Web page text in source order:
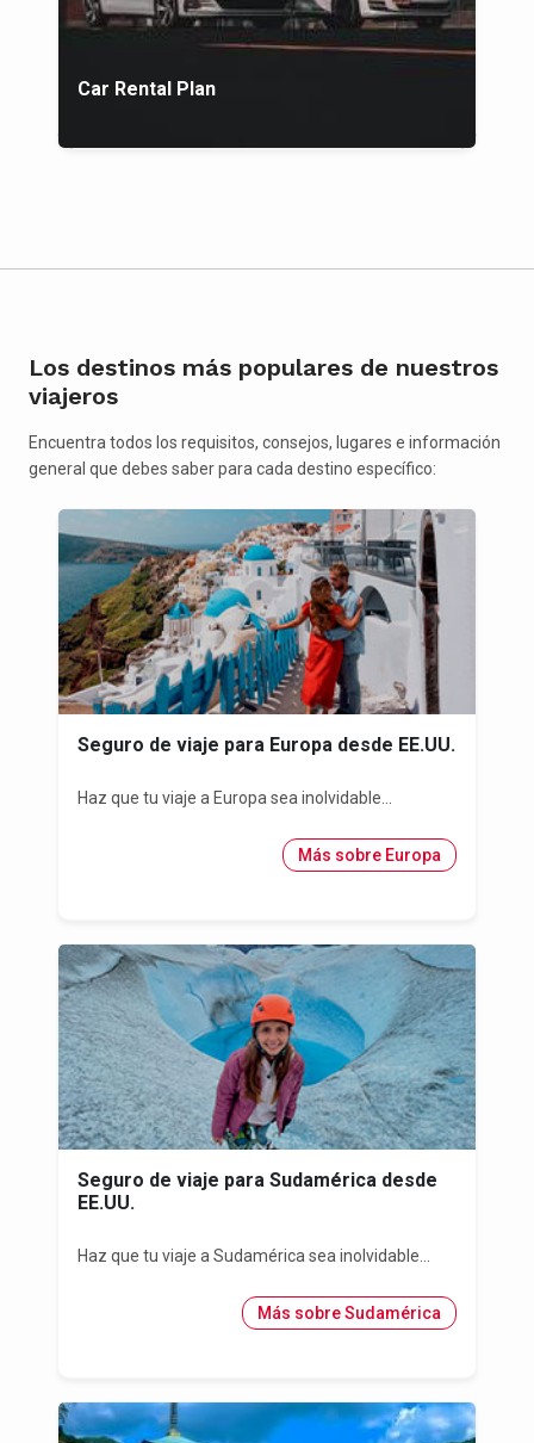
Car Rental Plan
Los destinos más populares de nuestros
viajeros
Encuentra todos los requisitos, consejos, lugares e información
general que debes saber para cada destino específico:
Seguro de viaje para Europa desde EE.UU.
Haz que tu viaje a Europa sea inolvidable...
Más sobre Europa
Seguro de viaje para Sudamérica desde
EE.UU.
Haz que tu viaje a Sudamérica sea inolvidable...
Más sobre Sudamérica